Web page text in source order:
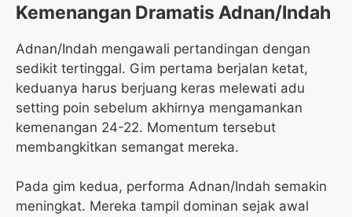
Kemenangan Dramatis Adnan/Indah
Adnan/Indah mengawali pertandingan dengan
sedikit tertinggal. Gim pertama berjalan ketat,
keduanya harus berjuang keras melewati adu
setting poin sebelum akhirnya mengamankan
kemenangan 24-22. Momentum tersebut
membangkitkan semangat mereka.
Pada gim kedua, performa Adnan/Indah semakin
meningkat. Mereka tampil dominan sejak awal